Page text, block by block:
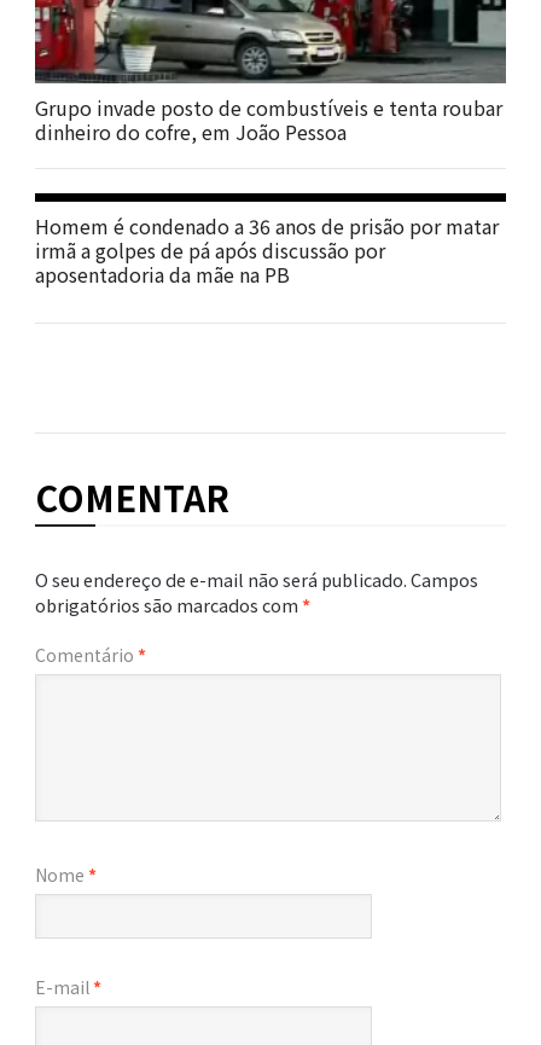
Grupo invade posto de combustíveis e tenta roubar
dinheiro do cofre, em João Pessoa
Homem é condenado a 36 anos de prisão por matar
irmã a golpes de pá após discussão por
aposentadoria da mãe na PB
COMENTAR
O seu endereço de e-mail não será publicado.Campos
obrigatórios são marcados com*
Comentário *
Nome *
E-mail*